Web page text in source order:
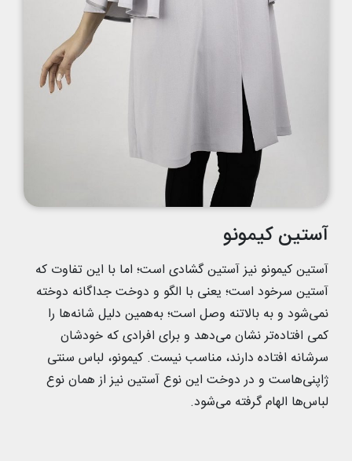
آستین کیمونو
آستین کیمونو نیز آستین گشادی است؛ اما با این تفاوت که
آستین سرخود است؛ یعنی با الگو و دوخت جداگانه دوخته
نمی‌شود و به بالاتنه وصل است؛ به‌همین دلیل شانه‌ها را
کمی افتاده‌تر نشان می‌دهد و برای افرادی که خودشان
سرشانه افتاده دارند، مناسب نیست. کیمونو، لباس سنتی
ژاپنی‌هاست و در دوخت این نوع آستین نیز از همان نوع
لباس‌ها الهام گرفته می‌شود.